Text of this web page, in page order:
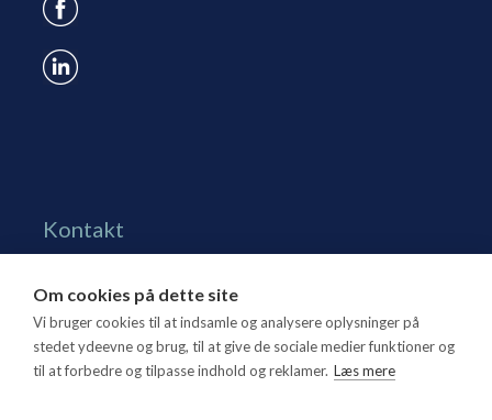
Kontakt
1270 Kbh. K
Tlf. 70 15 95 00
dtl@dtl.eu
Om cookies på dette site
Vi bruger cookies til at indsamle og analysere oplysninger på
stedet ydeevne og brug, til at give de sociale medier funktioner og
til at forbedre og tilpasse indhold og reklamer. Læs mere